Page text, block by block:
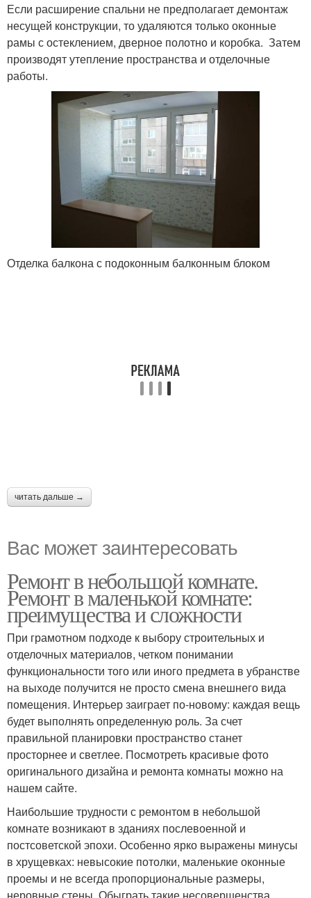
Если расширение спальни не предполагает демонтаж
несущей конструкции, то удаляются только оконные
рамы с остеклением, дверное полотно и коробка. Затем
производят утепление пространства и отделочные
работы.
Отделка балкона с подоконным балконным блоком
читать дальше →
Вас может заинтересовать
Ремонт в небольшой комнате.
Ремонт в маленькой комнате:
преимущества и сложности
При грамотном подходе к выбору строительных и
отделочных материалов, четком понимании
функциональности того или иного предмета в убранстве
на выходе получится не просто смена внешнего вида
помещения. Интерьер заиграет по-новому: каждая вещь
будет выполнять определенную роль. За счет
правильной планировки пространство станет
просторнее и светлее. Посмотреть красивые фото
оригинального дизайна и ремонта комнаты можно на
нашем сайте.
Наибольшие трудности с ремонтом в небольшой
комнате возникают в зданиях послевоенной и
постсоветской эпохи. Особенно ярко выражены минусы
в хрущевках: невысокие потолки, маленькие оконные
проемы и не всегда пропорциональные размеры,